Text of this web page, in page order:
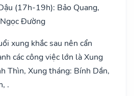
(17h-19h): Bảo Quang,
Đường
xung khắc sau nên cẩn
các công việc lớn là Xung
Thìn, Xung tháng: Bính Dần,
.